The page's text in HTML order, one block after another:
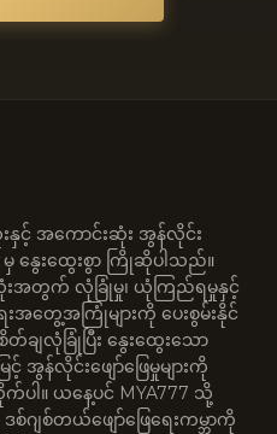
နှင့် အကောင်းဆုံး အွန်လိုင်း
မှ နွေးထွေးစွာ ကြိုဆိုပါသည်။
အတွက် လုံခြုံမှု၊ ယုံကြည်ရမှုနှင့်
းအတွေ့အကြုံများကို ပေးစွမ်းနိုင်
ျလုံခြုံပြီး နွေးထွေးသော
န်လိုင်းဖျော်ဖြေမှုများကို
ပါ။ ယနေ့ပင် MYA777 သို့
ဂျစ်တယ်ဖျော်ဖြေရေးကမ္ဘာကို